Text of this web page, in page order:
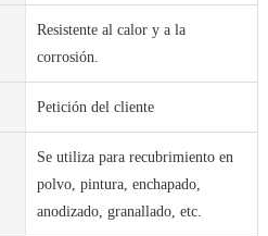
Resistente al calor y a la
corrosión.
Petición del cliente
Se utiliza para recubrimiento en
polvo, pintura, enchapado,
anodizado, granallado, etc.